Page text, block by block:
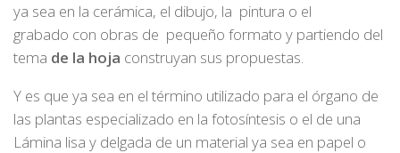
ya sea en la cerámica, el dibujo, la pintura o el
grabado con obras de pequeño formato y partiendo del
tema de la hoja construyan sus propuestas.
Y es que ya sea en el término utilizado para el órgano de
las plantas especializado en la fotosíntesis o el de una
Lámina lisa y delgada de un material ya sea en papel o